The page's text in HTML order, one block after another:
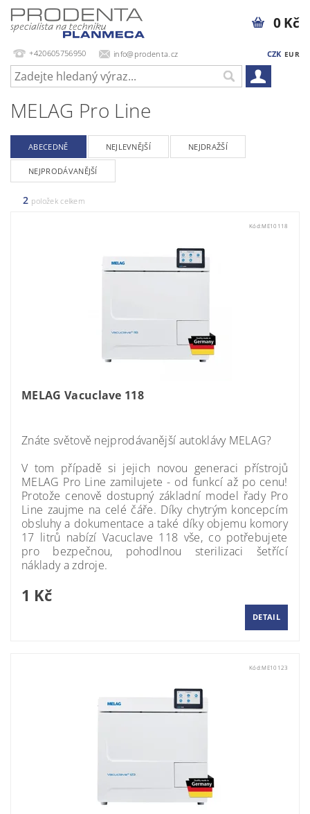
+420605756950 info@prodenta.cz CZK EUR
0 Kč
MELAG Pro Line
ABECEDNĚ NEJLEVNĚJŠÍ NEJDRAŽŠÍ
NEJPRODÁVANĚJŠÍ
2 položek celkem
Kód:ME10118
MELAG Vacuclave 118
Znáte světově nejprodávanější autoklávy MELAG?
V tom případě si jejich novou generaci přístrojů
MELAG Pro Line zamilujete - od funkcí až po cenu!
Protože cenově dostupný základní model řady Pro
Line zaujme na celé čáře. Díky chytrým koncepcím
obsluhy a dokumentace a také díky objemu komory
17 litrů nabízí Vacuclave 118 vše, co potřebujete
pro bezpečnou, pohodlnou sterilizaci šetřící
náklady a zdroje.
1 Kč
DETAIL
Kód:ME10123